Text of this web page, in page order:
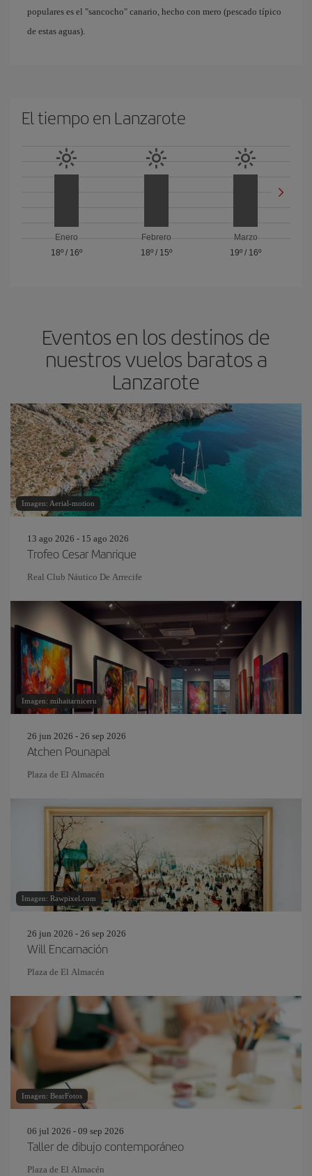
populares es el "sancocho" canario, hecho con mero (pescado típico
de estas aguas).
El tiempo en Lanzarote
Enero
18º/ 16º
Febrero
18º/ 15º
Marzo
19º / 16º
Eventos en los destinos de
nuestros vuelos baratos a
Lanzarote
Imagen: Aerial-motion
13 ago 2026 - 15 ago 2026
Trofeo Cesar Manrique
Real Club Náutico De Arrecife
Imagen: mihaitarniceru
26 jun 2026 - 26 sep 2026
Atchen Pounapal
Plaza de El Almacén
Imagen: Rawpixel.com
26 jun 2026 - 26 sep 2026
Will Encarnación
Plaza de El Almacén
Imagen: BearFotos
06 jul 2026 - 09 sep 2026
Taller de dibujo contemporáneo
Plaza de El Almacén